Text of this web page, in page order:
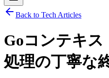
Back to Tech Articles
Goコンテキ
処理の丁寧な